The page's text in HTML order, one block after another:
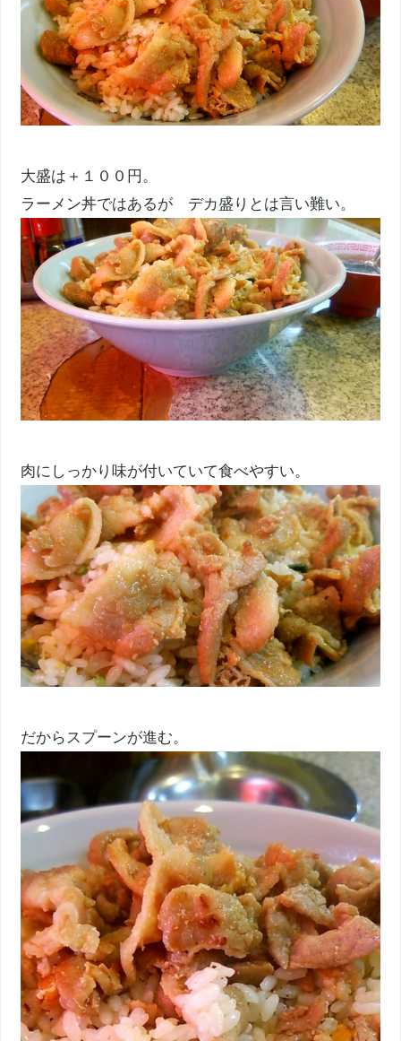
大盛は＋１００円。
ラーメン丼ではあるが デカ盛りとは言い難い。
肉にしっかり味が付いていて食べやすい。
だからスプーンが進む。